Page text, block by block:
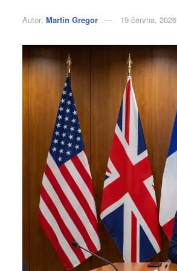
Autor: Martin Gregor 19 června, 2026